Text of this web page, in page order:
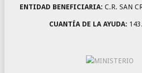
ENTIDAD BENEFICIARIA: C.R. SAN
CUANTÍA DE LA AYUDA: